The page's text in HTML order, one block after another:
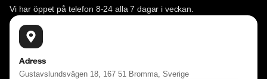
Vi har öppet på telefon 8-24 alla 7 dagar i veckan.
Adress
Gustavslundsvägen 18, 167 51 Bromma, Sverige